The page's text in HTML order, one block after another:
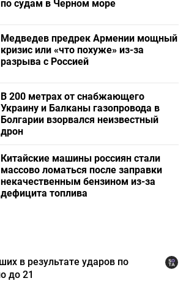
по судам в Черном море
Медведев предрек Армении мощный
кризис или «что похуже» из-за
разрыва с Россией
В 200 метрах от снабжающего
Украину и Балканы газопровода в
Болгарии взорвался неизвестный
дрон
Китайские машины россиян стали
массово ломаться после заправки
некачественным бензином из-за
дефицита топлива